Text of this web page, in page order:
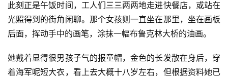
此刻正是午饭时间，工人们三三两两地走进快餐店，或站在
光照得到的街角闲聊。那个女孩则一直坐在那里，坐在画板
后面，挥动手中的画笔，涂抹一幅布鲁克林大桥的油画。
她戴着显得很男孩子气的报童帽，金色的长发散在身后，穿
着海军呢短大衣，看上去大概十八岁左右，但根据资料她已